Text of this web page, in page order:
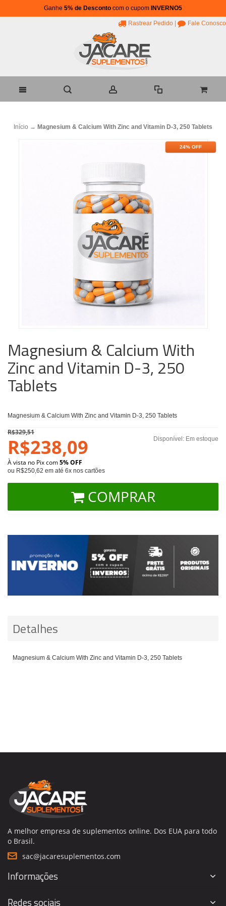
Ganhe 5% de Desconto com o cupom INVERNO5
Rastrear Pedido Fale Conosco
Início → Magnesium & Calcium With Zinc and Vitamin D-3, 250 Tablets
24% OFF
Magnesium & Calcium With
Zinc and Vitamin D-3, 250
Tablets
Magnesium & Calcium With Zinc and Vitamin D-3, 250 Tablets
Disponível: Em estoque
R$329,51
R$238,09
À vista no Pix com5% OFF
ou R$250,62 em até 6x nos cartões
COMPRAR
Detalhes
Magnesium & Calcium With Zinc and Vitamin D-3, 250 Tablets
A melhor empresa de suplementos online. Dos EUA para todo
o Brasil.
sac@jacaresuplementos.com
Informações
Redes sociais